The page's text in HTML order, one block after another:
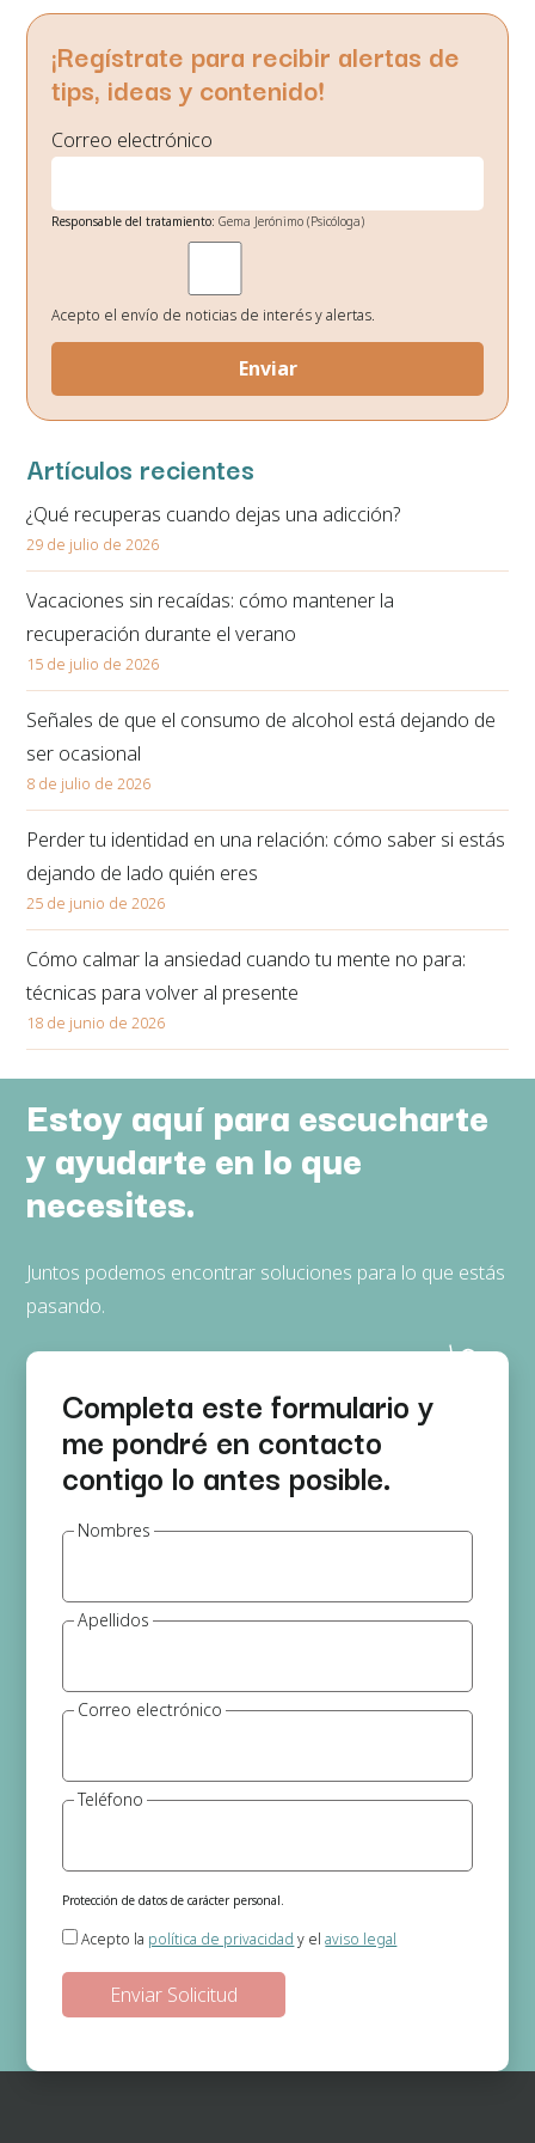
¡Regístrate para recibir alertas de
tips, ideas y contenido!
Correo electrónico
Responsable del tratamiento: Gema Jerónimo (Psicóloga)
Gestión de envío de noticias de interés.
obligación legal.
Derechos:
Podrá ejercitar los derechos de acceso, rectificación, supresión,
oposición, portabilidad y retirada de consentimiento de sus datos personales
en la dirección de correo electrónico. En la política de privacidad de la página
web podrá ampliar está información.
Acepto el envío de noticias de interés y alertas.
Artículos recientes
¿Qué recuperas cuando dejas una adicción?
29 de julio de 2026
Vacaciones sin recaídas: cómo mantener la
recuperación durante el verano
15 de julio de 2026
Señales de que el consumo de alcohol está dejando de
ser ocasional
8 de julio de 2026
Perder tu identidad en una relación: cómo saber si estás
dejando de lado quién eres
25 de junio de 2026
Cómo calmar la ansiedad cuando tu mente no para:
técnicas para volver al presente
18 de junio de 2026
Estoy aquí para escucharte
y ayudarte en lo que
necesites.
Juntos podemos encontrar soluciones para lo que estás
pasando.
Completa este formulario y
me pondré en contacto
contigo lo antes posible.
Nombres
Apellidos
Correo electrónico
Teléfono
Protección de datos de carácter personal.
Finalidad:Gestión de las solicitudes de información que se realizan a
Legitimación:
En base a su consentimiento el cual nos otorga al
seleccionar las casillas.
Derechos:Podrá ejercitar los derechos de acceso, rectificación, supresión,
Acepto la política de privacidad y elaviso legal